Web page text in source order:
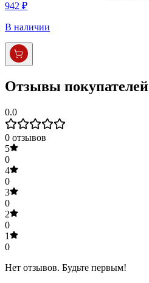
942 ₽
В наличии
Отзывы покупателей
0.0
0 отзывов
5
0
4
0
3
0
2
0
1
0
Нет отзывов. Будьте первым!